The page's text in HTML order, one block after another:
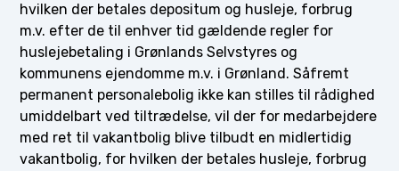
hvilken der betales depositum og husleje, forbrug
m.v. efter de til enhver tid gældende regler for
huslejebetaling i Grønlands Selvstyres og
kommunens ejendomme m.v. i Grønland. Såfremt
permanent personalebolig ikke kan stilles til rådighed
umiddelbart ved tiltrædelse, vil der for medarbejdere
med ret til vakantbolig blive tilbudt en midlertidig
vakantbolig, for hvilken der betales husleje, forbrug